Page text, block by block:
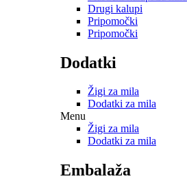
Drugi kalupi
Pripomočki
Pripomočki
Dodatki
Žigi za mila
Dodatki za mila
Menu
Žigi za mila
Dodatki za mila
Embalaža